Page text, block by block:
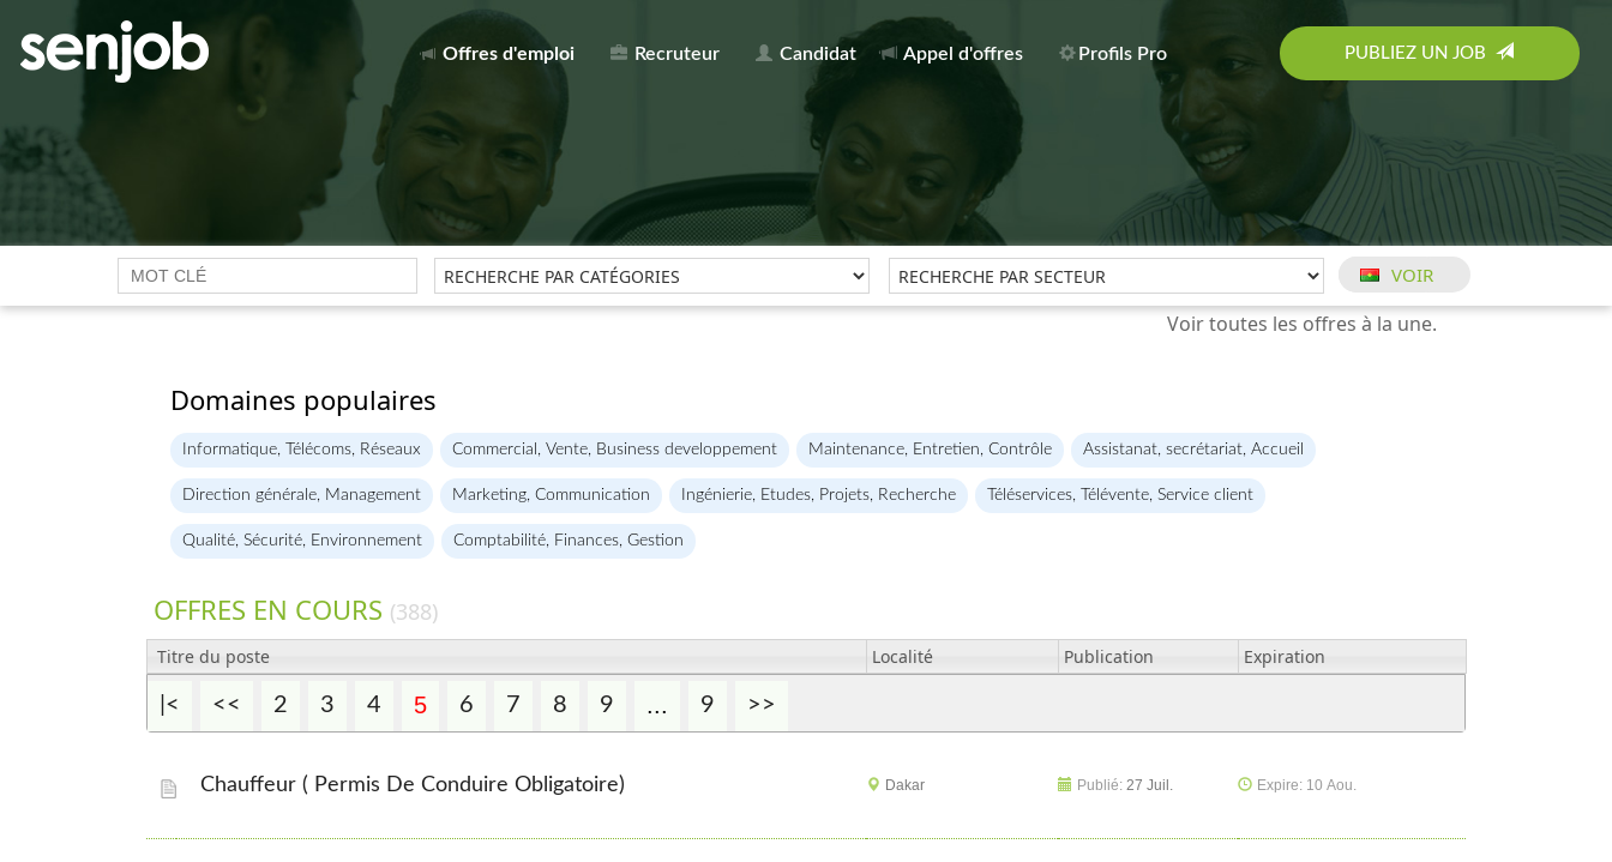
Offres d'emploi Recruteur Candidat Appel d'offres Profils Pro PUBLIEZ UN JOB
Domaines populaires
Informatique, Télécoms, Réseaux Commercial, Vente, Business developpement Maintenance, Entretien, Contrôle Assistanat, secrétariat, Accueil
Direction générale, Management Marketing, Communication Ingénierie, Etudes, Projets, Recherche Téléservices, Télévente, Service client
Qualité, Sécurité, Environnement Comptabilité, Finances, Gestion
OFFRES EN COURS (388)
Titre du poste Localité Publication Expiration
|< << 2 3 4 5 6 7 8 9 ... 9 >>
Chauffeur ( Permis De Conduire Obligatoire) Dakar Publié: 27 Juil. Expire: 10 Aou.